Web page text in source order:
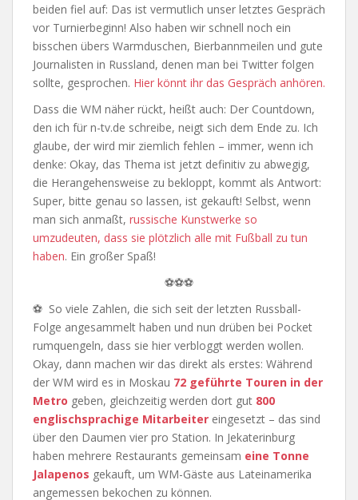
beiden fiel auf: Das ist vermutlich unser letztes Gespräch
vor Turnierbeginn! Also haben wir schnell noch ein
bisschen übers Warmduschen, Bierbannmeilen und gute
Journalisten in Russland, denen man bei Twitter folgen
sollte, gesprochen. Hier könnt ihr das Gespräch anhören.
Dass die WM näher rückt, heißt auch: Der Countdown,
den ich für n-tv.de schreibe, neigt sich dem Ende zu. Ich
glaube, der wird mir ziemlich fehlen – immer, wenn ich
denke: Okay, das Thema ist jetzt definitiv zu abwegig,
die Herangehensweise zu bekloppt, kommt als Antwort:
Super, bitte genau so lassen, ist gekauft! Selbst, wenn
man sich anmaßt, russische Kunstwerke so
umzudeuten, dass sie plötzlich alle mit Fußball zu tun
haben. Ein großer Spaß!
⚽⚽⚽
⚽ So viele Zahlen, die sich seit der letzten Russball-
Folge angesammelt haben und nun drüben bei Pocket
rumquengeln, dass sie hier verbloggt werden wollen.
Okay, dann machen wir das direkt als erstes: Während
der WM wird es in Moskau 72 geführte Touren in der
Metro geben, gleichzeitig werden dort gut 800
englischsprachige Mitarbeiter eingesetzt – das sind
über den Daumen vier pro Station. In Jekaterinburg
haben mehrere Restaurants gemeinsam eine Tonne
Jalapenos gekauft, um WM-Gäste aus Lateinamerika
angemessen bekochen zu können.